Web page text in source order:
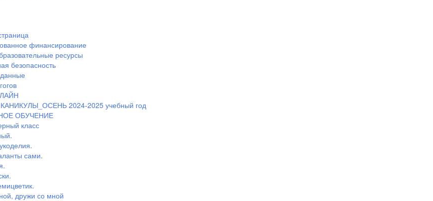
финансирование
ресурсы
безопасность
2024-2025 учебный год
ОБУЧЕНИЕ
класс
сами.
дружи со мной